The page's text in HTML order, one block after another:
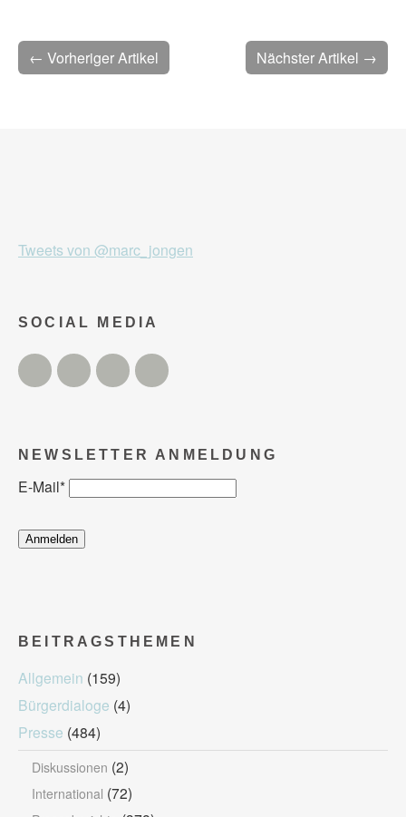
Nächster Artikel →
← Vorheriger Artikel
Tweets von @marc_jongen
SOCIAL MEDIA
Twitter FacebookInstagram
NEWSLETTER ANMELDUNG
E-Mail*
BEITRAGSTHEMEN
Allgemein (159)
Bürgerdialoge (4)
Presse (484)
Diskussionen (2)
International (72)